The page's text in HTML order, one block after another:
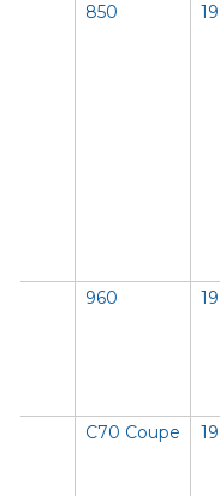
850
960
C70 Coupe